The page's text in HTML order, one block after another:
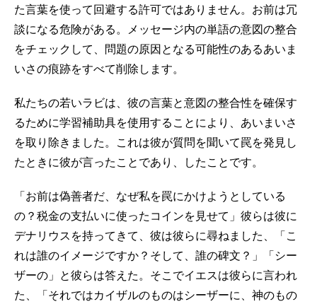
た言葉を使って回避する許可ではありません。お前は冗
談になる危険がある。メッセージ内の単語の意図の整合
をチェックして、問題の原因となる可能性のあるあいま
いさの痕跡をすべて削除します。
私たちの若いラビは、彼の言葉と意図の整合性を確保す
るために学習補助具を使用することにより、あいまいさ
を取り除きました。これは彼が質問を聞いて罠を発見し
たときに彼が言ったことであり、したことです。
「お前は偽善者だ、なぜ私を罠にかけようとしている
の？税金の支払いに使ったコインを見せて」彼らは彼に
デナリウスを持ってきて、彼は彼らに尋ねました、「こ
れは誰のイメージですか？そして、誰の碑文？」「シー
ザーの」と彼らは答えた。そこでイエスは彼らに言われ
た、「それではカイザルのものはシーザーに、神のもの